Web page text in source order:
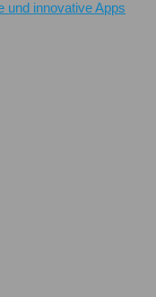
und innovative Apps